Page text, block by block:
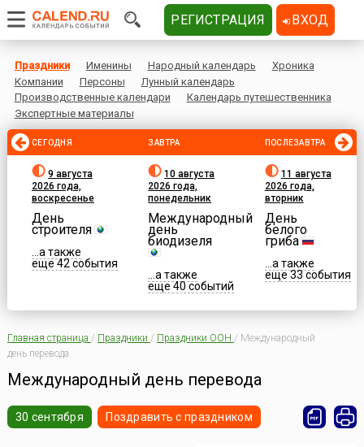
Праздники Именины Народный календарь
Хроника
Компании
Персоны
Лунный календарь
Производственные календари
Календарь путешественника
Экспертные материалы
СЕГОДНЯ
9 августа
2026 года,
воскресенье
День
строителя
...а также
еще 42 события
ЗАВТРА
10 августа
2026 года,
понедельник
Международный
день
биодизеля
...а также
еще 40 событий
ПОСЛЕЗАВТРА
11 августа
2026 года,
вторник
День
белого
гриба
...а также
еще 33 события
Главная страница / Праздники / Праздники ООН / Международный
день перевода
Международный день перевода
30 сентября Поздравить с праздником
РЕГИСТРАЦИЯ ВХОД